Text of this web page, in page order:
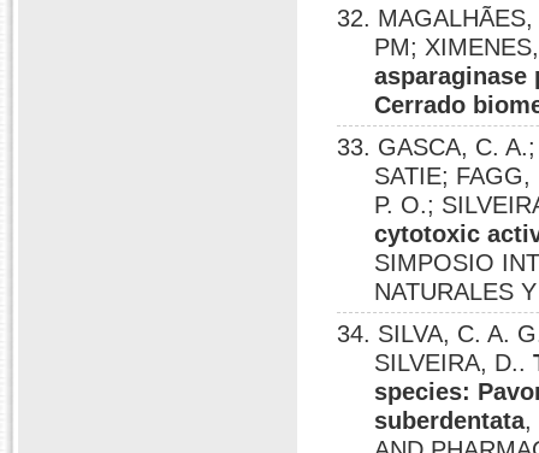
32.
PM;
Cerrado
33. GASCA, C.
SATIE;
P. O.;
cytotoxic
SIMPOSIO
NATURALES
34. SILVA, C. A.
SILVEIRA, D..
species:
suberdentata,